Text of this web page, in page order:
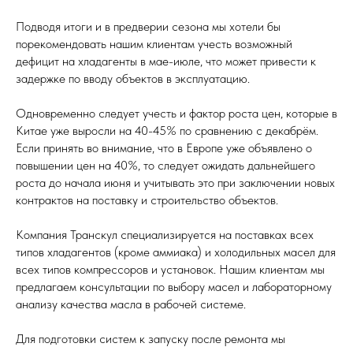
Подводя итоги и в предверии сезона мы хотели бы
порекомендовать нашим клиентам учесть возможный
дефицит на хладагенты в мае-июле, что может привести к
задержке по вводу объектов в эксплуатацию.
Одновременно следует учесть и фактор роста цен, которые в
Китае уже выросли на 40-45% по сравнению с декабрём.
Если принять во внимание, что в Европе уже объявлено о
повышении цен на 40%, то следует ожидать дальнейшего
роста до начала июня и учитывать это при заключении новых
контрактов на поставку и строительство объектов.
Компания Транскул специализируется на поставках всех
типов хладагентов (кроме аммиака) и холодильных масел для
всех типов компрессоров и установок. Нашим клиентам мы
предлагаем консультации по выбору масел и лабораторному
анализу качества масла в рабочей системе.
Для подготовки систем к запуску после ремонта мы